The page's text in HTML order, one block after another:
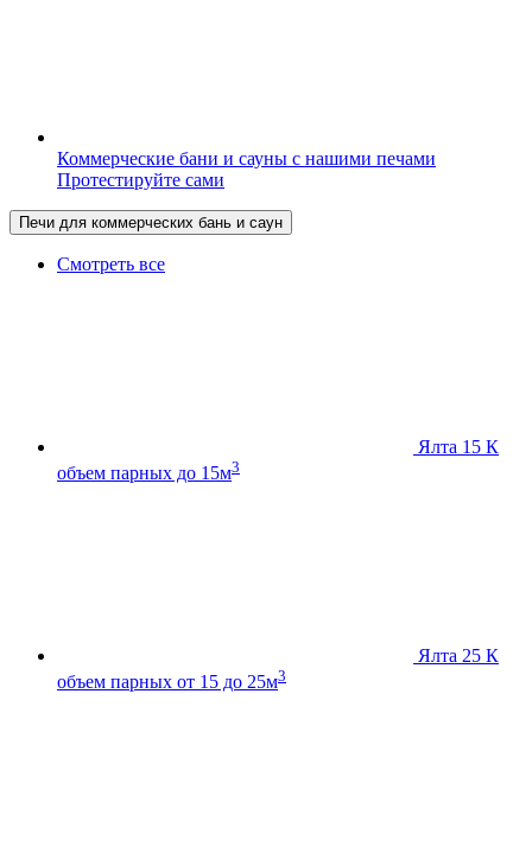
Коммерческие бани и сауны с нашими печами
Протестируйте сами
Печи для коммерческих бань и саун
Смотреть все
Ялта 15 К
объем парных до 15м3
Ялта 25 К
объем парных от 15 до 25м3